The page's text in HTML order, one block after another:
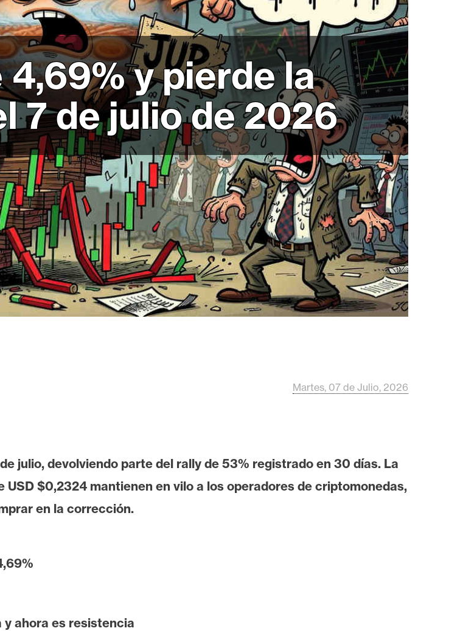
y pierde la
7 de julio de 2026
Martes, 07 de Julio, 2026
julio, devolviendo parte del rally de 53% registrado en 30 días. La
$0,2324 mantienen en vilo a los operadores de criptomonedas,
en la corrección.
y ahora es resistencia